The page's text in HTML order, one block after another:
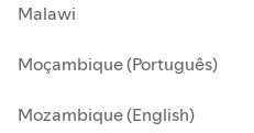
Malawi
Moçambique (Português)
Mozambique (English)